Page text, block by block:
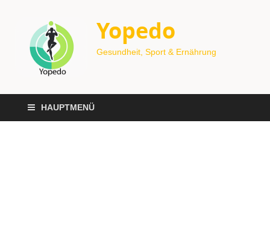
Yopedo
Gesundheit, Sport & Ernährung
HAUPTMENÜ